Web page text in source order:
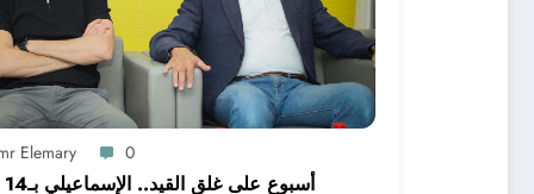
Elemary 0